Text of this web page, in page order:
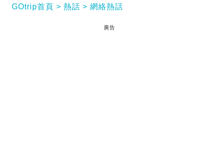
GOtrip首頁 熱話 網絡熱話
廣告